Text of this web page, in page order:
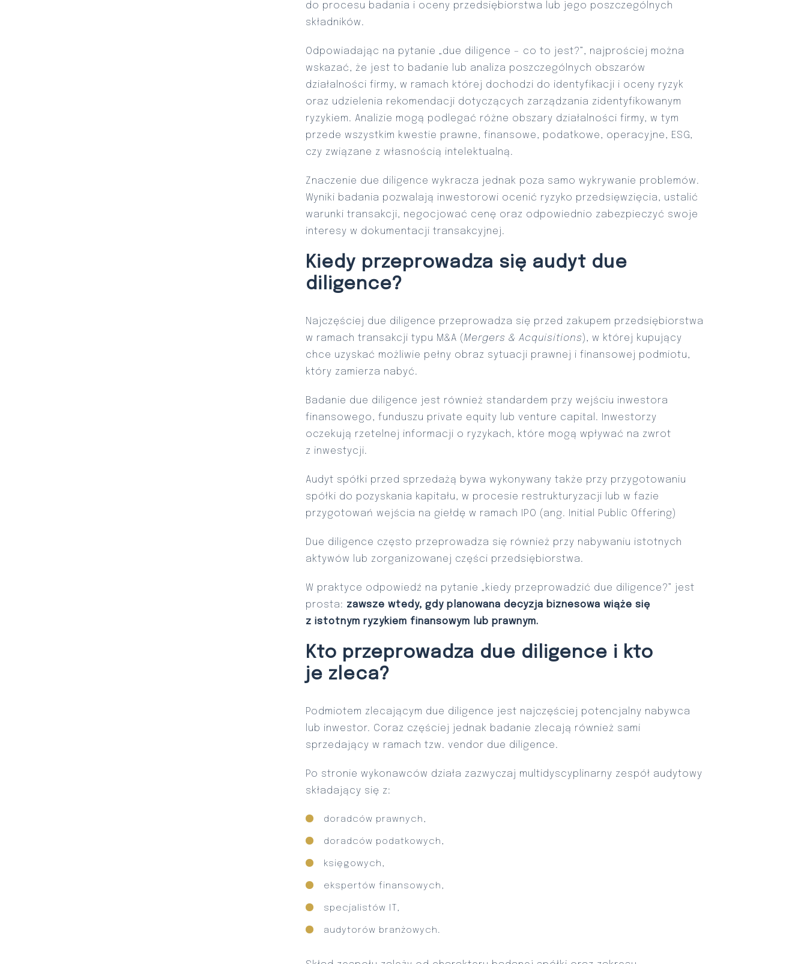
do procesu badania i oceny przedsiębiorstwa lub jego poszczególnych
składników.
Odpowiadając na pytanie „due diligence – co to jest?”, najprościej można
wskazać, że jest to badanie lub analiza poszczególnych obszarów
działalności firmy, w ramach której dochodzi do identyfikacji i oceny ryzyk
oraz udzielenia rekomendacji dotyczących zarządzania zidentyfikowanym
ryzykiem. Analizie mogą podlegać różne obszary działalności firmy, w tym
przede wszystkim kwestie prawne, finansowe, podatkowe, operacyjne, ESG,
czy związane z własnością intelektualną.
Znaczenie due diligence wykracza jednak poza samo wykrywanie problemów.
Wyniki badania pozwalają inwestorowi ocenić ryzyko przedsięwzięcia, ustalić
warunki transakcji, negocjować cenę oraz odpowiednio zabezpieczyć swoje
interesy w dokumentacji transakcyjnej.
Kiedy przeprowadza się audyt due
diligence?
Najczęściej due diligence przeprowadza się przed zakupem przedsiębiorstwa
w ramach transakcji typu M&A (Mergers & Acquisitions ), w której kupujący
chce uzyskać możliwie pełny obraz sytuacji prawnej i finansowej podmiotu,
który zamierza nabyć.
Badanie due diligence jest również standardem przy wejściu inwestora
finansowego, funduszu private equity lub venture capital. Inwestorzy
oczekują rzetelnej informacji o ryzykach, które mogą wpływać na zwrot
z inwestycji.
Audyt spółki przed sprzedażą bywa wykonywany także przy przygotowaniu
spółki do pozyskania kapitału, w procesie restrukturyzacji lub w fazie
przygotowań wejścia na giełdę w ramach IPO (ang. Initial Public Offering)
Due diligence często przeprowadza się również przy nabywaniu istotnych
aktywów lub zorganizowanej części przedsiębiorstwa.
W praktyce odpowiedź na pytanie „kiedy przeprowadzić due diligence?” jest
prosta: zawsze wtedy, gdy planowana decyzja biznesowa wiąże się
z istotnym ryzykiem finansowym lub prawnym.
Kto przeprowadza due diligence i kto
je zleca?
Podmiotem zlecającym due diligence jest najczęściej potencjalny nabywca
lub inwestor. Coraz częściej jednak badanie zlecają również sami
sprzedający w ramach tzw. vendor due diligence.
Po stronie wykonawców działa zazwyczaj multidyscyplinarny zespół audytowy
składający się z:
doradców prawnych,
doradców podatkowych,
księgowych,
ekspertów finansowych,
specjalistów IT,
audytorów branżowych.